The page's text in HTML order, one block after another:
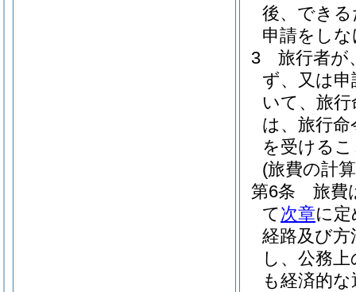
後、でき
申請をし
3
旅行者が
ず、又は
いて、旅
は、旅行
を受ける
(旅費の計
第6条
旅費
て次章に
経路及び
し、公務
も経済的